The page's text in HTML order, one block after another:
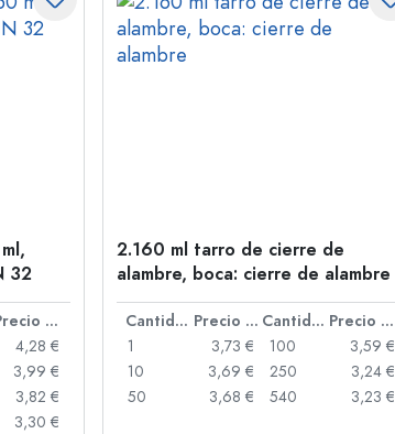
32
Precio por unidad
4,28 €
3,99 €
3,82 €
3,30 €
2.160 ml tarro de cierre de
alambre, boca: cierre de alambre
Cantidad Precio por unidad Cantidad
Precio por unidad
1
3,73 €
10
3,69 €
50
3,68 €
100
3,59 €
250
3,24 €
540
3,23 €